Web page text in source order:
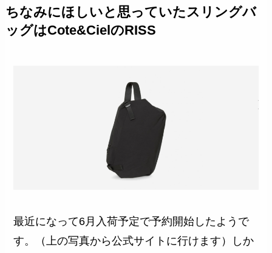
ちなみにほしいと思っていたスリングバ
ッグはCote&CielのRISS
最近になって6月入荷予定で予約開始したようで
す。（上の写真から公式サイトに行けます）しか